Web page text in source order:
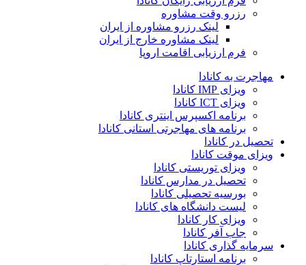
رزرو وقت مشاوره
لینک رزرو مشاوره از ایران
لینک مشاوره خارج از ایران
فرم ارزیابی اقامت اروپا
مهاجرت به کانادا
ویزای IMP کانادا
ویزای ICT کانادا
برنامه اکسپرس اینتری کانادا
برنامه های مهاجرتی استانی کانادا
تحصیل در کانادا
ویزای موقت کانادا
ویزای توریستی کانادا
تحصیل در مدارس کانادا
بورسیه تحصیلی کانادا
لیست دانشگاه های کانادا
ویزای کار کانادا
جاب آفر کانادا
سرمایه گذاری کانادا
برنامه استارتاپ کانادا